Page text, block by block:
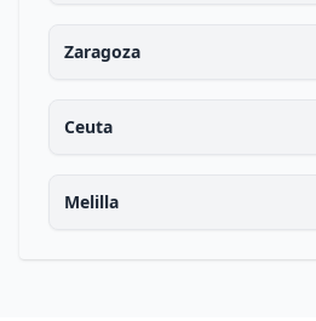
Zaragoza
Ceuta
Melilla